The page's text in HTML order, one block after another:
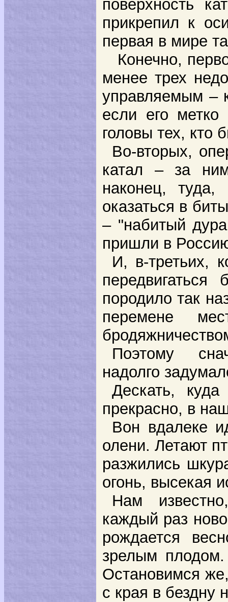
поверхность
прикрепил к
первая в мире
Конечно,
менее трех
управляемым –
если его метко
головы тех, кто
Во-вторых,
катал – за
наконец,
оказаться в
– "набитый
пришли в
И, в-третьих,
породило так
перемене
Поэтому
надолго
Дескать,
прекрасно, в
Вон вдалеке
олени. Летают
разжились
огонь, высекая
Нам
каждый раз
рождается
зрелым
Остановимся
с края в бездну